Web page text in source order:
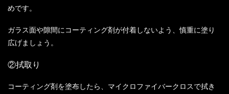
めです。
ガラス面や隙間にコーティング剤が付着しないよう、慎重に塗り
広げましょう。
②拭取り
コーティング剤を塗布したら、マイクロファイバークロスで拭き